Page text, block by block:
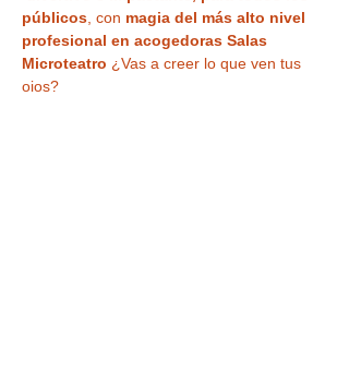
públicos , con magia del más alto nivel
profesional en acogedoras Salas
Microteatro ¿Vas a creer lo que ven tus
ojos?